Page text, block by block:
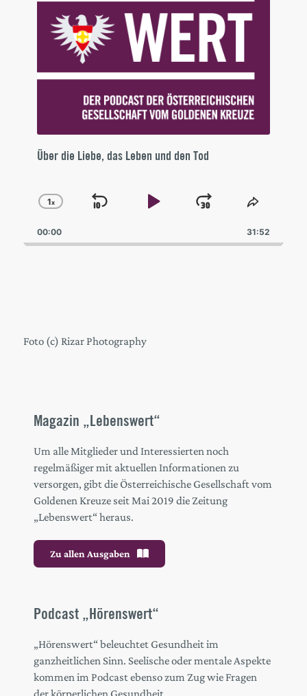
Über die Liebe, das Leben und den Tod
Change
Rate
1x
Skip
Play
Jump
Forward
Share
Episode
00:00 31:52
Foto (c) Rizar Photography
Magazin „Lebenswert“
Um alle Mitglieder und Interessierten noch
regelmäßiger mit aktuellen Informationen zu
versorgen, gibt die Österreichische Gesellschaft vom
Goldenen Kreuze seit Mai 2019 die Zeitung
„Lebenswert“ heraus.
Zu allen Ausgaben
Podcast „Hörenswert“
„Hörenswert“ beleuchtet Gesundheit im
ganzheitlichen Sinn. Seelische oder mentale Aspekte
kommen im Podcast ebenso zum Zug wie Fragen